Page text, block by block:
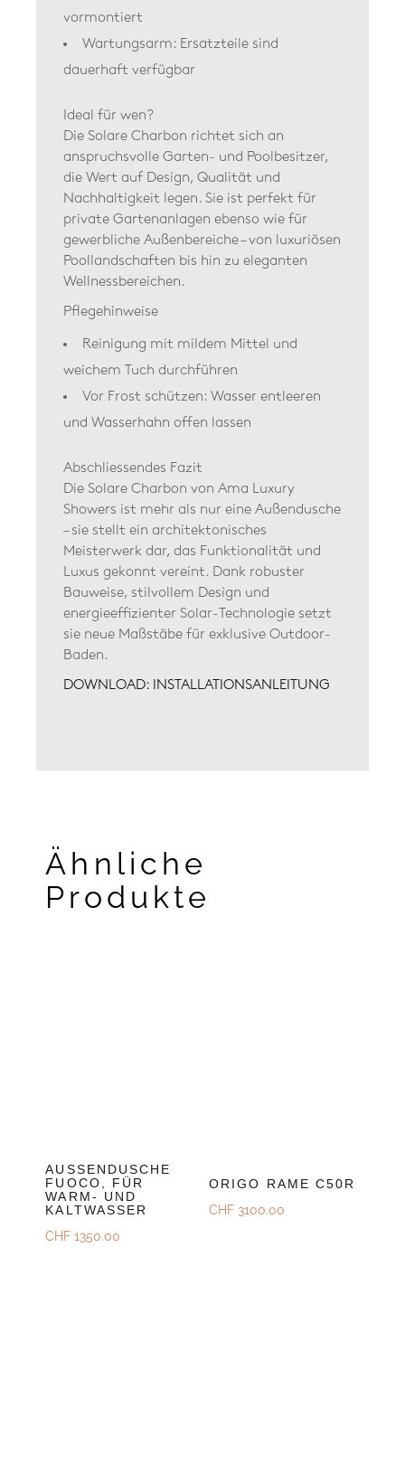
vormontiert
Wartungsarm: Ersatzteile sind
dauerhaft verfügbar
Ideal für wen?
Die Solare Charbon richtet sich an
anspruchsvolle Garten- und Poolbesitzer,
die Wert auf Design, Qualität und
Nachhaltigkeit legen. Sie ist perfekt für
private Gartenanlagen ebenso wie für
gewerbliche Außenbereiche – von luxuriösen
Poollandschaften bis hin zu eleganten
Wellnessbereichen.
Pflegehinweise
Reinigung mit mildem Mittel und
weichem Tuch durchführen
Vor Frost schützen: Wasser entleeren
und Wasserhahn offen lassen
Abschliessendes Fazit
Die Solare Charbon von Ama Luxury
Showers ist mehr als nur eine Außendusche
– sie stellt ein architektonisches
Meisterwerk dar, das Funktionalität und
Luxus gekonnt vereint. Dank robuster
Bauweise, stilvollem Design und
energieeffizienter Solar-Technologie setzt
sie neue Maßstäbe für exklusive Outdoor-
Baden.
DOWNLOAD: INSTALLATIONSANLEITUNG
Ähnliche
Produkte
AUSSENDUSCHE
FUOCO, FÜR
WARM- UND
KALTWASSER
CHF 1350.00
ORIGO RAME C50R
CHF3100.00